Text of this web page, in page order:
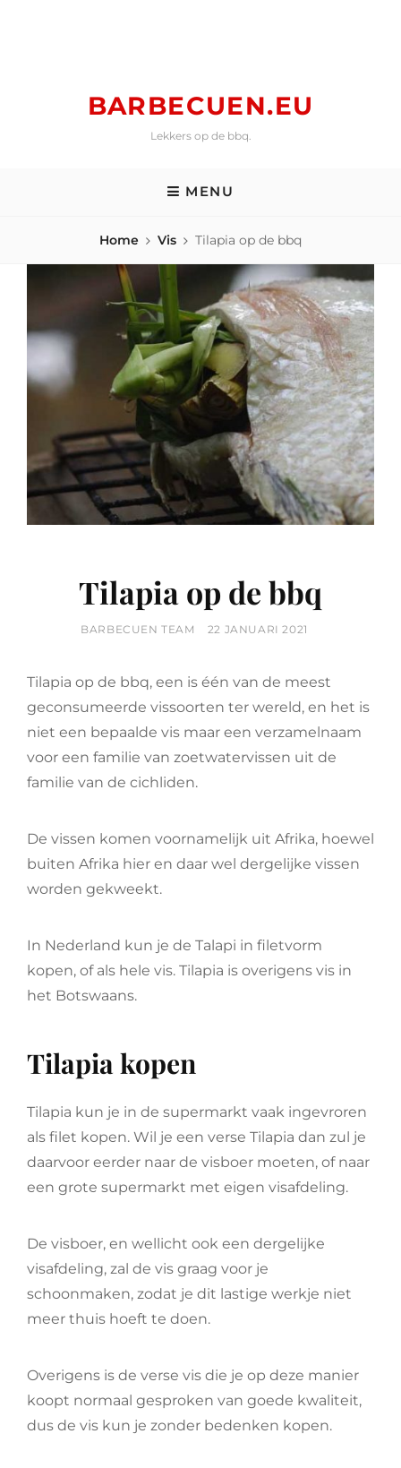
BARBECUEN.EU
Lekkers op de bbq.
MENU
Home Vis Tilapia op de bbq
Tilapia op de bbq
BY
BARBECUEN TEAM
POSTED
22 JANUARI 2021
Tilapia op de bbq, een is één van de meest
geconsumeerde vissoorten ter wereld, en het is
niet een bepaalde vis maar een verzamelnaam
voor een familie van zoetwatervissen uit de
familie van de cichliden.
De vissen komen voornamelijk uit Afrika, hoewel
buiten Afrika hier en daar wel dergelijke vissen
worden gekweekt.
In Nederland kun je de Talapi in filetvorm
kopen, of als hele vis. Tilapia is overigens vis in
het Botswaans.
Tilapia kopen
Tilapia kun je in de supermarkt vaak ingevroren
als filet kopen. Wil je een verse Tilapia dan zul je
daarvoor eerder naar de visboer moeten, of naar
een grote supermarkt met eigen visafdeling.
De visboer, en wellicht ook een dergelijke
visafdeling, zal de vis graag voor je
schoonmaken, zodat je dit lastige werkje niet
meer thuis hoeft te doen.
Overigens is de verse vis die je op deze manier
koopt normaal gesproken van goede kwaliteit,
dus de vis kun je zonder bedenken kopen.